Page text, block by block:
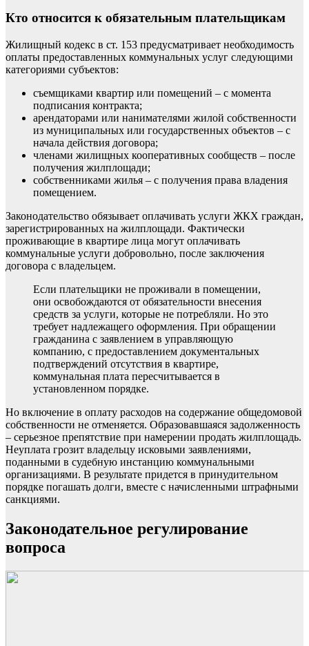
Кто относится к обязательным плательщикам
Жилищный кодекс в ст. 153 предусматривает необходимость
оплаты предоставленных коммунальных услуг следующими
категориями субъектов:
съемщиками квартир или помещений – с момента
подписания контракта;
арендаторами или нанимателями жилой собственности
из муниципальных или государственных объектов – с
начала действия договора;
членами жилищных кооперативных сообществ – после
получения жилплощади;
собственниками жилья – с получения права владения
помещением.
Законодательство обязывает оплачивать услуги ЖКХ граждан,
зарегистрированных на жилплощади. Фактически
проживающие в квартире лица могут оплачивать
коммунальные услуги добровольно, после заключения
договора с владельцем.
Если плательщики не проживали в помещении,
они освобождаются от обязательности внесения
средств за услуги, которые не потребляли. Но это
требует надлежащего оформления. При обращении
гражданина с заявлением в управляющую
компанию, с предоставлением документальных
подтверждений отсутствия в квартире,
коммунальная плата пересчитывается в
установленном порядке.
Но включение в оплату расходов на содержание общедомовой
собственности не отменяется. Образовавшаяся задолженность
– серьезное препятствие при намерении продать жилплощадь.
Неуплата грозит владельцу исковыми заявлениями,
поданными в судебную инстанцию коммунальными
организациями. В результате придется в принудительном
порядке погашать долги, вместе с начисленными штрафными
санкциями.
Законодательное регулирование
вопроса